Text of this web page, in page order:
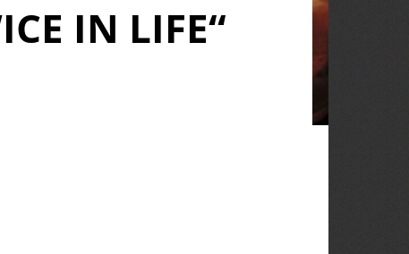
IN LIFE“